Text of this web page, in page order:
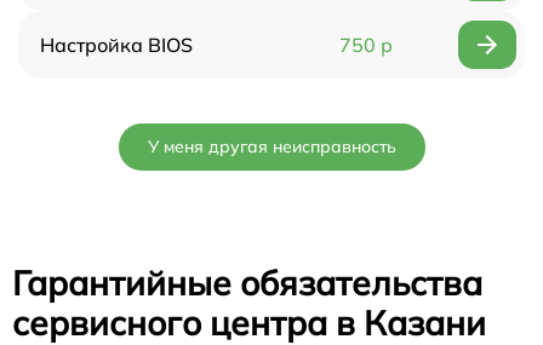
Настройка BIOS 750 р
У меня другая неисправность
Гарантийные обязательства
сервисного центра в Казани